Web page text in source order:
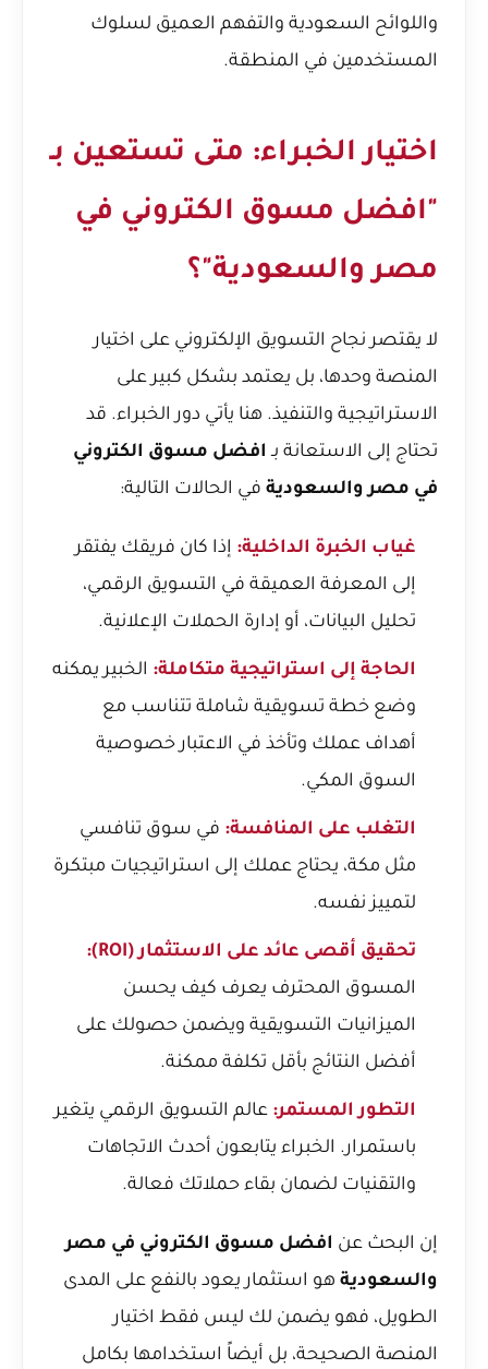
واللوائح السعودية والتفهم العميق لسلوك
المستخدمين في المنطقة.
اختيار الخبراء: متى تستعين بـ
"افضل مسوق الكتروني في
مصر والسعودية"؟
لا يقتصر نجاح التسويق الإلكتروني على اختيار
المنصة وحدها، بل يعتمد بشكل كبير على
الاستراتيجية والتنفيذ. هنا يأتي دور الخبراء. قد
تحتاج إلى الاستعانة بـ افضل مسوق الكتروني
في مصر والسعودية في الحالات التالية:
غياب الخبرة الداخلية: إذا كان فريقك يفتقر
إلى المعرفة العميقة في التسويق الرقمي،
تحليل البيانات، أو إدارة الحملات الإعلانية.
الحاجة إلى استراتيجية متكاملة: الخبير يمكنه
وضع خطة تسويقية شاملة تتناسب مع
أهداف عملك وتأخذ في الاعتبار خصوصية
السوق المكي.
التغلب على المنافسة: في سوق تنافسي
مثل مكة، يحتاج عملك إلى استراتيجيات مبتكرة
لتمييز نفسه.
تحقيق أقصى عائد على الاستثمار (ROI):
المسوق المحترف يعرف كيف يحسن
الميزانيات التسويقية ويضمن حصولك على
أفضل النتائج بأقل تكلفة ممكنة.
التطور المستمر: عالم التسويق الرقمي يتغير
باستمرار. الخبراء يتابعون أحدث الاتجاهات
والتقنيات لضمان بقاء حملاتك فعالة.
إن البحث عن افضل مسوق الكتروني في مصر
والسعودية هو استثمار يعود بالنفع على المدى
الطويل، فهو يضمن لك ليس فقط اختيار
المنصة الصحيحة، بل أيضاً استخدامها بكامل